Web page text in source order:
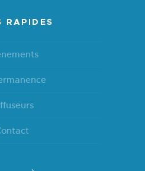
RAPIDES